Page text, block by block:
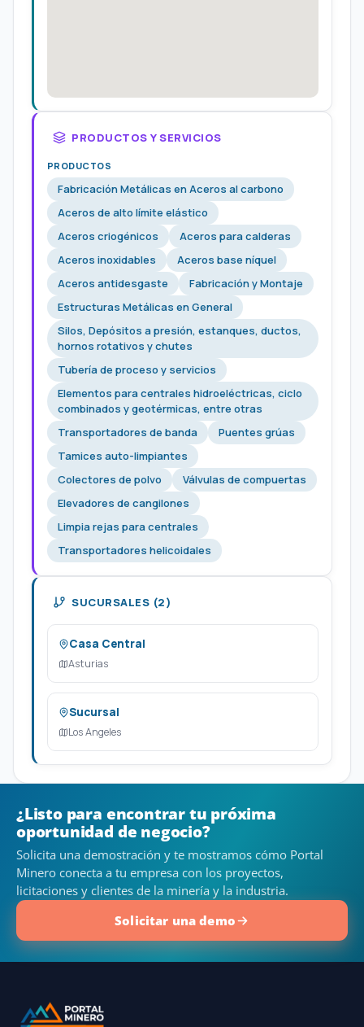
PRODUCTOS Y SERVICIOS
PRODUCTOS
Fabricación Metálicas en Aceros al carbono
Aceros de alto límite elástico
Aceros criogénicos
Aceros para calderas
Aceros inoxidables
Aceros base níquel
Aceros antidesgaste
Fabricación y Montaje
Estructuras Metálicas en General
Silos, Depósitos a presión, estanques, ductos,
hornos rotativos y chutes
Tubería de proceso y servicios
Elementos para centrales hidroeléctricas, ciclo
combinados y geotérmicas, entre otras
Transportadores de banda
Puentes grúas
Tamices auto-limpiantes
Colectores de polvo
Válvulas de compuertas
Elevadores de cangilones
Limpia rejas para centrales
Transportadores helicoidales
SUCURSALES (2)
Casa Central
Asturias
Sucursal
Los Angeles
¿Listo para encontrar tu próxima
oportunidad de negocio?
Solicita una demostración y te mostramos cómo Portal
Minero conecta a tu empresa con los proyectos,
licitaciones y clientes de la minería y la industria.
Solicitar una demo